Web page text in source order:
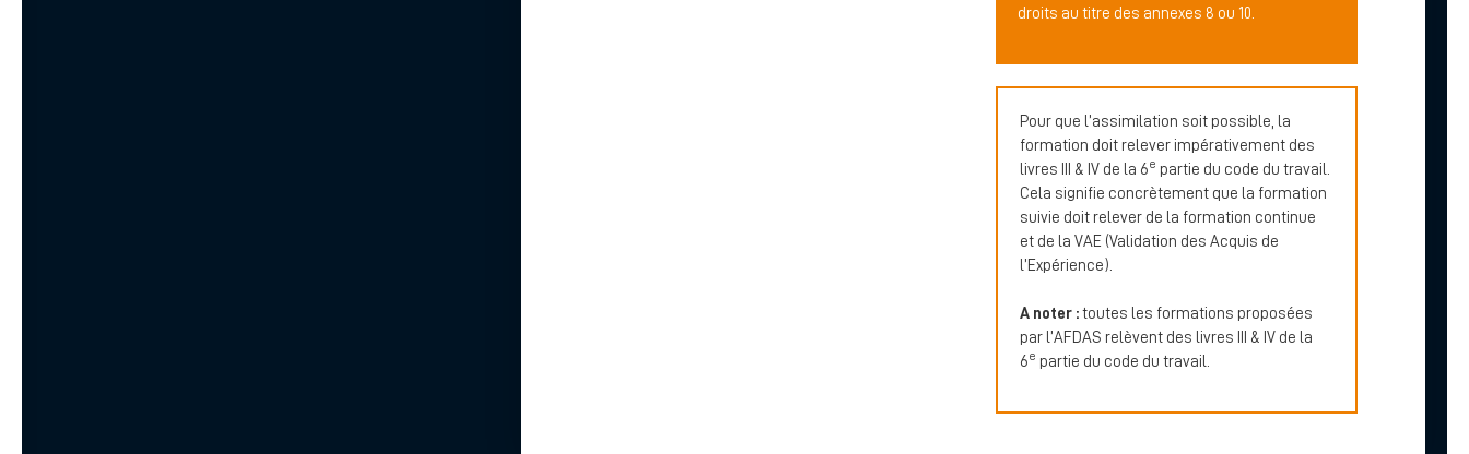
droits au titre des annexes 8 ou 10.
Pour que l’assimilation soit possible, la
formation doit relever impérativement des
livres III & IV de la 6e partie du code du travail.
Cela signifie concrètement que la formation
suivie doit relever de la formation continue
et de la VAE (Validation des Acquis de
l’Expérience).
A noter : toutes les formations proposées
par l’AFDAS relèvent des livres III & IV de la
6e partie du code du travail.